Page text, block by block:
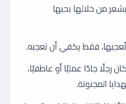
يشعر من خلالها بحبها
فقط يكفي أن تعجبه.
رجلًا جادًا عمليًا أو عاطفيًا،
المجنونة.